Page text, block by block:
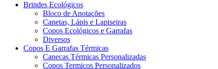
Brindes Ecológicos
Bloco de Anotações
Canetas, Lápis e Lapiseiras
Copos Ecológicos e Garrafas
Diversos
Copos E Garrafas Térmicas
Canecas Térmicas Personalizadas
Copos Termicos Personalizados